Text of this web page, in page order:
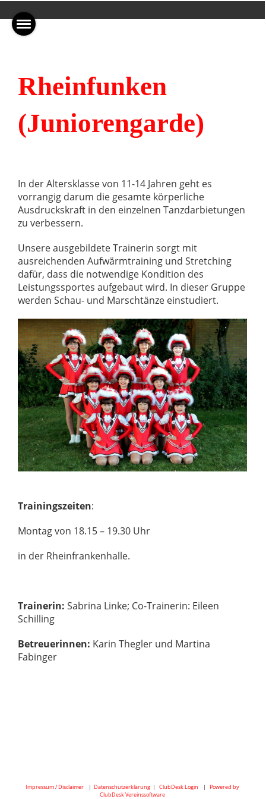
Rheinfunken
(Juniorengarde)
In der Altersklasse von 11-14 Jahren geht es
vorrangig darum die gesamte körperliche
Ausdruckskraft in den einzelnen Tanzdarbietungen
zu verbessern.
Unsere ausgebildete Trainerin sorgt mit
ausreichenden Aufwärmtraining und Stretching
dafür, dass die notwendige Kondition des
Leistungssportes aufgebaut wird. In dieser Gruppe
werden Schau- und Marschtänze einstudiert.
Trainingszeiten:
Montag von 18.15 – 19.30 Uhr
in der Rheinfrankenhalle.
Trainerin: Sabrina Linke; Co-Trainerin: Eileen
Schilling
Betreuerinnen: Karin Thegler und Martina
Fabinger
Impressum / Disclaimer | Datenschutzerklärung | ClubDesk Login | Powered by
ClubDesk Vereinssoftware